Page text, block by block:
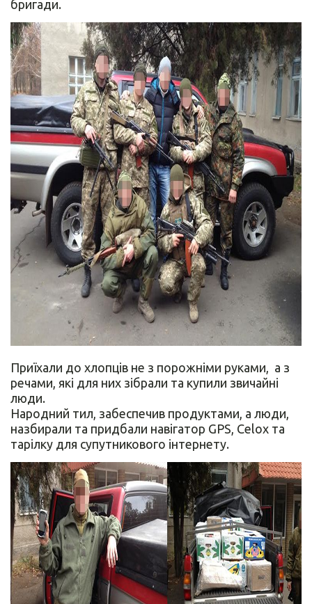
бригади.
Приїхали до хлопців не з порожніми руками, а з
речами, які для них зібрали та купили звичайні
люди.
Народний тил, забеспечив продуктами, а люди,
назбирали та придбали навігатор GPS, Celox та
тарілку для супутникового інтернету.